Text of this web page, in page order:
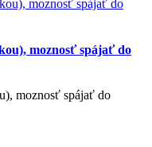
moznosť spájať do
moznosť spájať do